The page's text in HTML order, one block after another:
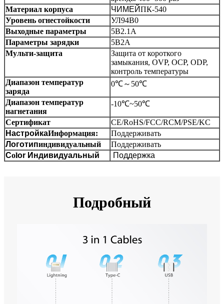
Материал корпуса
ЧИМЕЙПК-540
Уровень огнестойкости
УЛ94В0
Выходные параметры
5В2.1А
Параметры зарядки
5В2А
Мульти-защита
Защита от короткого
замыкания, OVP, OCP, ODP,
контроль температуры
Диапазон температур
заряда
0℃～ 50℃
Диапазон температур
нагнетания
-10℃~50℃
Сертификат
CE/RoHS/FCC/RCM/PSE/KC
НастройкаИнформация:
Поддерживать
Логотипиндивидуальный
Поддерживать
Color Индивидуальный Поддержка
Подробный